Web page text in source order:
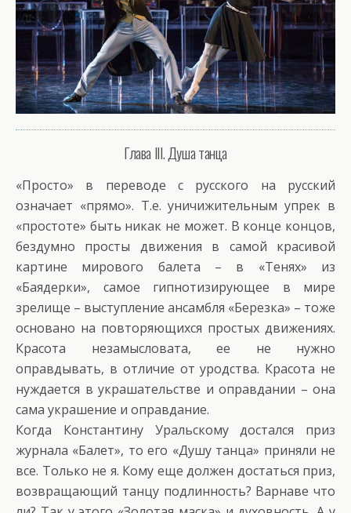
Глава III. Душа танца
«Просто» в переводе с русского на русский
означает «прямо». Т.е. уничижительным упрек в
«простоте» быть никак не может. В конце концов,
бездумно просты движения в самой красивой
картине мирового балета – в «Тенях» из
«Баядерки», самое гипнотизирующее в мире
зрелище – выступление ансамбля «Березка» – тоже
основано на повторяющихся простых движениях.
Красота незамысловата, ее не нужно
оправдывать, в отличие от уродства. Красота не
нуждается в украшательстве и оправдании – она
сама украшение и оправдание.
Когда Константину Уральскому достался приз
журнала «Балет», то его «Душу танца» приняли не
все. Только не я. Кому еще должен достаться приз,
возвращающий танцу подлинность? Варнаве что